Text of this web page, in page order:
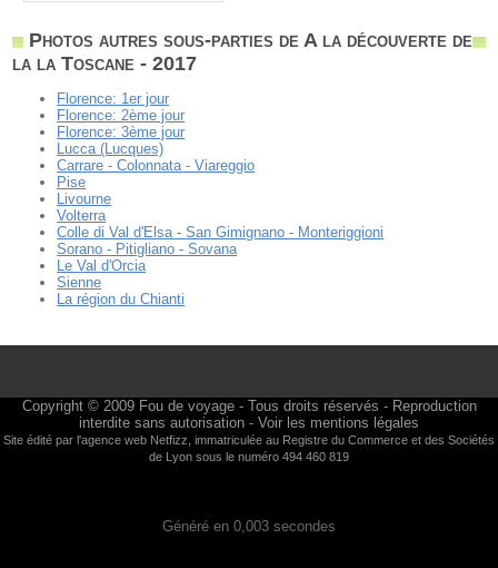
Photos autres sous-parties de A la découverte de
la la Toscane - 2017
Florence: 1er jour
Florence: 2ème jour
Florence: 3ème jour
Lucca (Lucques)
Carrare - Colonnata - Viareggio
Pise
Livourne
Volterra
Colle di Val d'Elsa - San Gimignano - Monteriggioni
Sorano - Pitigliano - Sovana
Le Val d'Orcia
Sienne
La région du Chianti
Copyright © 2009 Fou de voyage- Tous droits réservés - Reproduction
interdite sans autorisation - Voir les mentions légales
Site édité par l'agence web Netfizz , immatriculée au Registre du Commerce et des Sociétés
de Lyon sous le numéro 494 460 819
Généré en 0,003 secondes